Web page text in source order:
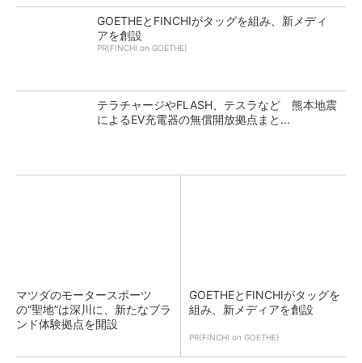
GOETHEとFINCHIがタッグを組み、新メディ
アを創設
PR(FINCHI on GOETHE)
テラチャージやFLASH、テスラなど 熊本地震
によるEV充電器の無償開放拠点まと...
マツダのモータースポーツ
の“聖地”は深川に、新たなブラ
ンド体験拠点を開設
GOETHEとFINCHIがタッグを
組み、新メディアを創設
PR(FINCHI on GOETHE)